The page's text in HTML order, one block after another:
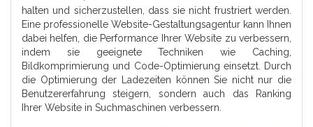
halten und sicherzustellen, dass sie nicht frustriert werden.
Eine professionelle Website-Gestaltungsagentur kann Ihnen
dabei helfen, die Performance Ihrer Website zu verbessern,
indem sie geeignete Techniken wie Caching,
Bildkomprimierung und Code-Optimierung einsetzt. Durch
die Optimierung der Ladezeiten können Sie nicht nur die
Benutzererfahrung steigern, sondern auch das Ranking
Ihrer Website in Suchmaschinen verbessern.